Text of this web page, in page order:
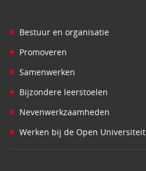
• Bestuur en organisatie
• Promoveren
• Samenwerken
• Bijzondere leerstoelen
• Nevenwerkzaamheden
• Werken bij de Open Universiteit